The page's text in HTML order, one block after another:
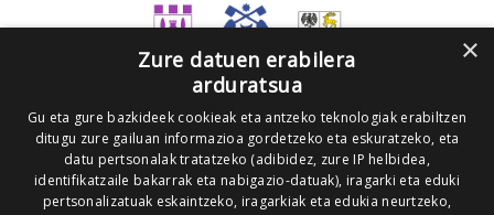
×
Zure datuen erabilera
arduratsua
Gu eta gure bazkideek cookieak eta antzeko teknologiak erabiltzen
ditugu zure gailuan informazioa gordetzeko eta eskuratzeko, eta
datu pertsonalak tratatzeko (adibidez, zure IP helbidea,
identifikatzaile bakarrak eta nabigazio-datuak), iragarki eta eduki
pertsonalizatuak eskaintzeko, iragarkiak eta edukia neurtzeko,